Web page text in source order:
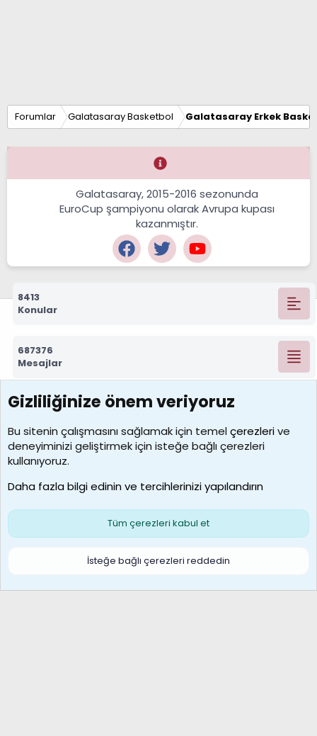
Forumlar Galatasaray Basketbol Galatasaray Erkek
Galatasaray, 2015-2016 sezonunda
EuroCup şampiyonu olarak Avrupa kupası
kazanmıştır.
8413
Konular
687376
Mesajlar
7392
Kullanıcılar
MosesBrownHayranı
Son üye
Çerezler
S
Gizliliğinize önem veriyoruz
Bu sitenin çalışmasını sağlamak için temelçerezlerive
deneyiminizi geliştirmek için isteğe bağlı çerezleri
kullanıyoruz.
Daha fazla bilgi edinin ve tercihlerinizi yapılandırın
Tüm çerezleri kabul et
İsteğe bağlı çerezleri reddedin